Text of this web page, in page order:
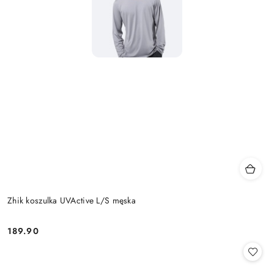
Zhik koszulka UVActive L/S męska
Cena:
189.90